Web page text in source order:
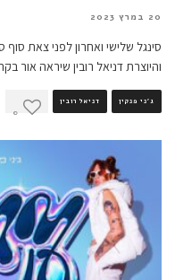
20 במרץ 2023
סינגל שלישי ואחרון לפני צאת
והיוצרת דניאל רובין שיראה אור
ג'ני פנקין דניאל רובין
0